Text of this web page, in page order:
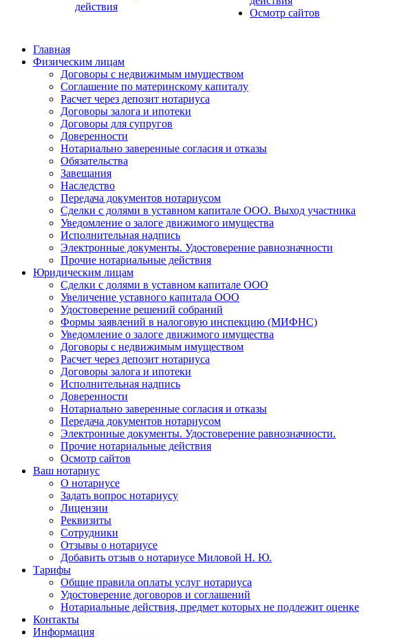
действия
Осмотр сайтов
Главная
Физическим лицам
Договоры с недвижимым имуществом
Соглашение по материнскому капиталу
Расчет через депозит нотариуса
Договоры залога и ипотеки
Договоры для супругов
Доверенности
Нотариально заверенные согласия и отказы
Обязательства
Завещания
Наследство
Передача документов нотариусом
Сделки с долями в уставном капитале ООО. Выход участника
Уведомление о залоге движимого имущества
Исполнительная надпись
Электронные документы. Удостоверение равнозначности
Прочие нотариальные действия
Юридическим лицам
Сделки с долями в уставном капитале ООО
Увеличение уставного капитала ООО
Удостоверение решений собраний
Формы заявлений в налоговую инспекцию (МИФНС)
Уведомление о залоге движимого имущества
Договоры с недвижимым имуществом
Расчет через депозит нотариуса
Договоры залога и ипотеки
Исполнительная надпись
Доверенности
Нотариально заверенные согласия и отказы
Передача документов нотариусом
Электронные документы. Удостоверение равнозначности.
Прочие нотариальные действия
Осмотр сайтов
Ваш нотариус
О нотариусе
Задать вопрос нотариусу
Лицензии
Реквизиты
Сотрудники
Отзывы о нотариусе
Добавить отзыв о нотариусе Миловой Н. Ю.
Тарифы
Общие правила оплаты услуг нотариуса
Удостоверение договоров и соглашений
Нотариальные действия, предмет которых не подлежит оценке
Контакты
Информация